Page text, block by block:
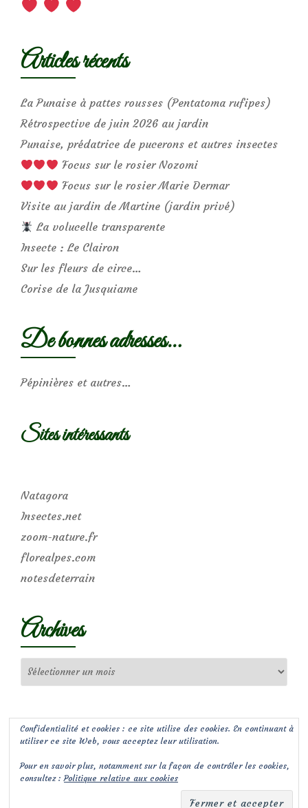
Articles récents
La Punaise à pattes rousses (Pentatoma rufipes)
Rétrospective de juin 2026 au jardin
Punaise, prédatrice de pucerons et autres insectes
Focus sur le rosier Nozomi
Focus sur le rosier Marie Dermar
Visite au jardin de Martine (jardin privé)
La volucelle transparente
Insecte : Le Clairon
Sur les fleurs de circe…
Corise de la Jusquiame
De bonnes adresses…
Pépinières et autres…
Sites intéressants
Natagora
Insectes.net
zoom-nature.fr
florealpes.com
notesdeterrain
Archives
Confidentialité et cookies : ce site utilise des cookies. En continuant à
utiliser ce site Web, vous acceptez leur utilisation.
Pour en savoir plus, notamment sur la façon de contrôler les cookies,
consultez :Politique relative aux cookies